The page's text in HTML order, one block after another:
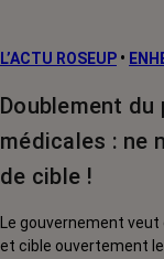
L’ACTU ROSEUP •
Doublement
médicales : ne
de cible !
Le gouvernement
et cible ouvertement